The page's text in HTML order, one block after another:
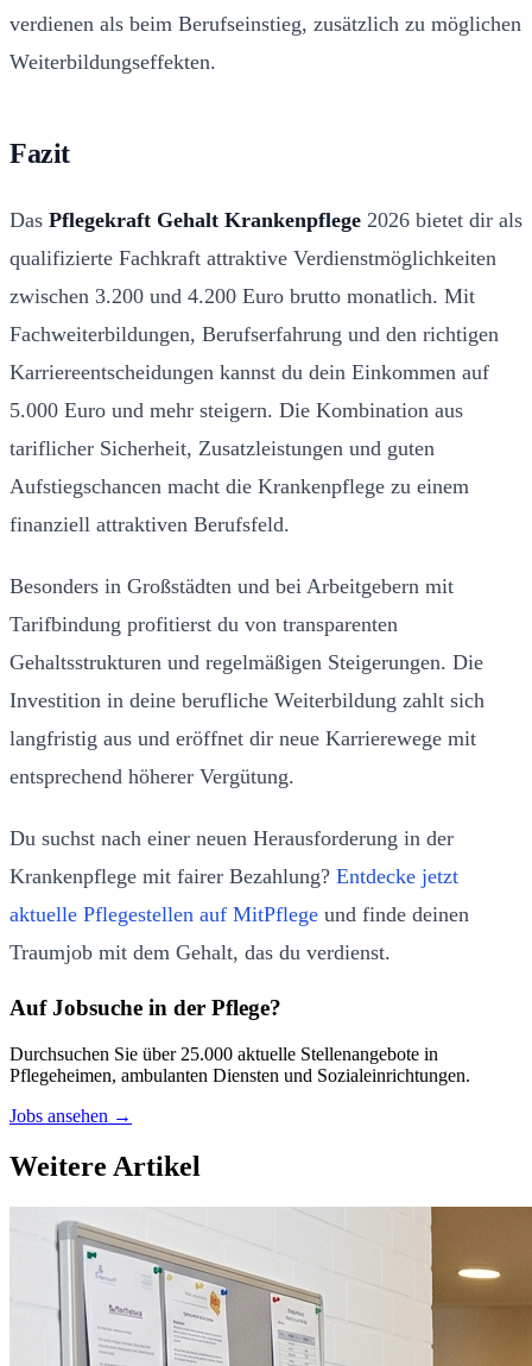
verdienen als beim Berufseinstieg, zusätzlich zu möglichen
Weiterbildungseffekten.
Fazit
Das Pflegekraft Gehalt Krankenpflege 2026 bietet dir als
qualifizierte Fachkraft attraktive Verdienstmöglichkeiten
zwischen 3.200 und 4.200 Euro brutto monatlich. Mit
Fachweiterbildungen, Berufserfahrung und den richtigen
Karriereentscheidungen kannst du dein Einkommen auf
5.000 Euro und mehr steigern. Die Kombination aus
tariflicher Sicherheit, Zusatzleistungen und guten
Aufstiegschancen macht die Krankenpflege zu einem
finanziell attraktiven Berufsfeld.
Besonders in Großstädten und bei Arbeitgebern mit
Tarifbindung profitierst du von transparenten
Gehaltsstrukturen und regelmäßigen Steigerungen. Die
Investition in deine berufliche Weiterbildung zahlt sich
langfristig aus und eröffnet dir neue Karrierewege mit
entsprechend höherer Vergütung.
Du suchst nach einer neuen Herausforderung in der
Krankenpflege mit fairer Bezahlung? Entdecke jetzt
aktuelle Pflegestellen auf MitPflege und finde deinen
Traumjob mit dem Gehalt, das du verdienst.
Auf Jobsuche in der Pflege?
Durchsuchen Sie über 25.000 aktuelle Stellenangebote in
Pflegeheimen, ambulanten Diensten und Sozialeinrichtungen.
Jobs ansehen →
Weitere Artikel